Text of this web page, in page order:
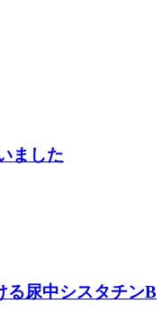
ました
る尿中シスタチンB